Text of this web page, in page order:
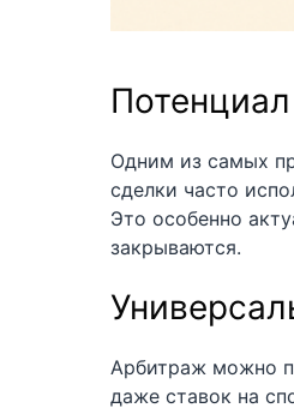
Одним из самых
сделки часто
Это особенно
закрываются.
Арбитраж можно
даже ставок на